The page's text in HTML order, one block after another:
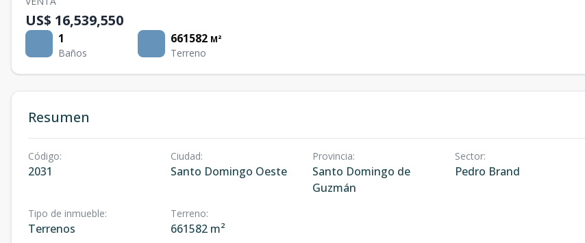
US$ 16,539,550
1
Baños
661582 M²
Terreno
Resumen
Código:
2031
Ciudad:
Santo Domingo Oeste
Provincia:
Santo Domingo de
Guzmán
Sector:
Pedro Brand
Tipo de inmueble:
Terrenos
Terreno:
661582 m²